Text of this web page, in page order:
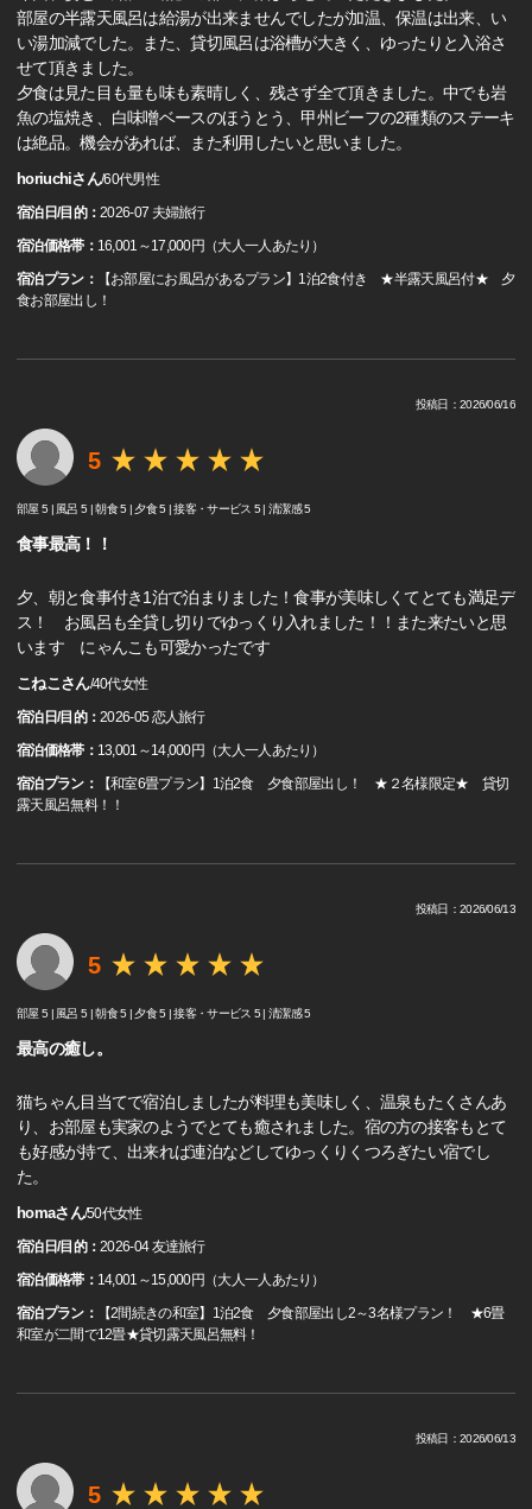
部屋の半露天風呂は給湯が出来ませんでしたが加温、保温は出来、い
い湯加減でした。また、貸切風呂は浴槽が大きく、ゆったりと入浴さ
せて頂きました。
夕食は見た目も量も味も素晴しく、残さず全て頂きました。中でも岩
魚の塩焼き、白味噌ベースのほうとう、甲州ビーフの2種類のステーキ
は絶品。機会があれば、また利用したいと思いました。
horiuchiさん/60代男性
宿泊日/目的：2026-07 夫婦旅行
宿泊価格帯： 16,001～17,000円（大人一人あたり）
宿泊プラン：
【お部屋にお風呂があるプラン】1泊2食付き ★半露天風呂付★ 夕
食お部屋出し！
投稿日：2026/06/16
5
部屋 5 | 風呂 5 |朝食 5 | 夕食 5 |接客・サービス 5 |清潔感 5
食事最高！！
夕、朝と食事付き1泊で泊まりました！食事が美味しくてとても満足デ
ス！ お風呂も全貸し切りでゆっくり入れました！！また来たいと思
います にゃんこも可愛かったです
こねこさん/40代女性
宿泊日/目的：2026-05 恋人旅行
宿泊価格帯： 13,001～14,000円（大人一人あたり）
宿泊プラン：
【和室6畳プラン】1泊2食 夕食部屋出し！ ★２名様限定★ 貸切
露天風呂無料！！
投稿日：2026/06/13
5
部屋 5 | 風呂 5 |朝食 5 | 夕食 5 |接客・サービス 5 |清潔感 5
最高の癒し。
猫ちゃん目当てで宿泊しましたが料理も美味しく、温泉もたくさんあ
り、お部屋も実家のようでとても癒されました。宿の方の接客もとて
も好感が持て、出来れば連泊などしてゆっくりくつろぎたい宿でし
た。
homaさん/50代女性
宿泊日/目的：2026-04 友達旅行
宿泊価格帯： 14,001～15,000円（大人一人あたり）
宿泊プラン：
【2間続きの和室】1泊2食 夕食部屋出し2～3名様プラン！ ★6畳
和室が二間で12畳★貸切露天風呂無料！
投稿日：2026/06/13
5